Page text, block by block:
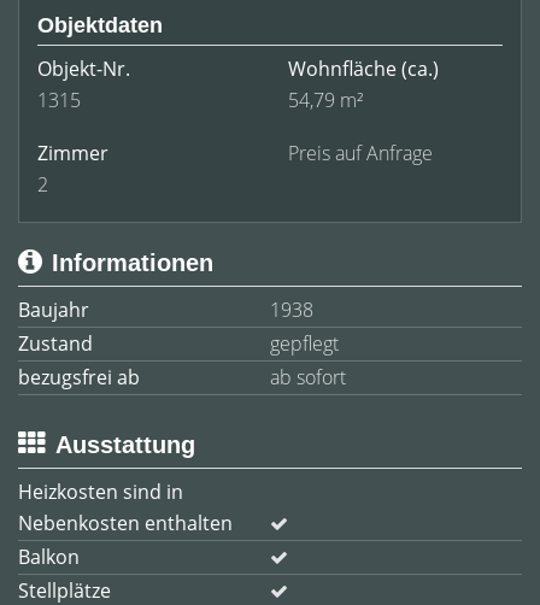
Objektdaten
Objekt-Nr.
1315
Wohnfläche(ca.)
54,79 m²
Zimmer
2
Preis auf Anfrage
Informationen
Baujahr
1938
Zustand
gepflegt
bezugsfrei ab
ab sofort
Ausstattung
Heizkosten sind in
Nebenkosten enthalten
Balkon
Stellplätze